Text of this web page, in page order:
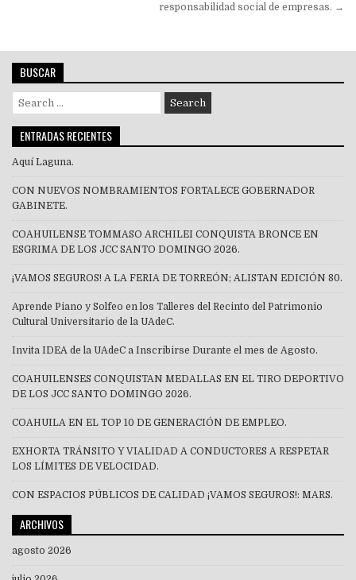
responsabilidad social de empresas. →
BUSCAR
Search
for:
ENTRADAS RECIENTES
Aquí Laguna.
CON NUEVOS NOMBRAMIENTOS FORTALECE GOBERNADOR
GABINETE.
COAHUILENSE TOMMASO ARCHILEI CONQUISTA BRONCE EN
ESGRIMA DE LOS JCC SANTO DOMINGO 2026.
¡VAMOS SEGUROS! A LA FERIA DE TORREÓN; ALISTAN EDICIÓN 80.
Aprende Piano y Solfeo en los Talleres del Recinto del Patrimonio
Cultural Universitario de la UAdeC.
Invita IDEA de la UAdeC a Inscribirse Durante el mes de Agosto.
COAHUILENSES CONQUISTAN MEDALLAS EN EL TIRO DEPORTIVO
DE LOS JCC SANTO DOMINGO 2026.
COAHUILA EN EL TOP 10 DE GENERACIÓN DE EMPLEO.
EXHORTA TRÁNSITO Y VIALIDAD A CONDUCTORES A RESPETAR
LOS LÍMITES DE VELOCIDAD.
CON ESPACIOS PÚBLICOS DE CALIDAD ¡VAMOS SEGUROS!: MARS.
ARCHIVOS
agosto 2026